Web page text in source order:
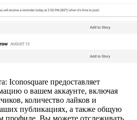
Iconosquare предоставляет
о вашем аккаунте, включая
количество лайков и
публикациях, а также общую
профиле. Вы можете отслеживать